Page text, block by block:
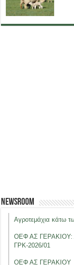
Newsroom
Αγροτεμάχια κάτω
ΟΕΦ ΑΣ
ΓΡΚ-2026/01
ΟΕΦ ΑΣ ΓΕΡΑΚΙΟΥ